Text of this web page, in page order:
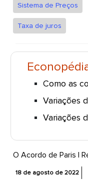
Sistema de Preços
Taxa de juros
Como as
Variações
Variações
O Acordo de Paris |
18 de agosto de 2022